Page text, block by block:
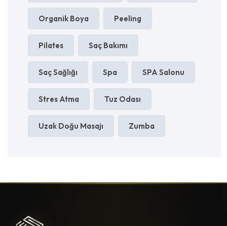
Organik Boya Peeling
Pilates Saç Bakımı
Saç Sağlığı Spa SPA Salonu
Stres Atma Tuz Odası
Uzak Doğu Masajı Zumba